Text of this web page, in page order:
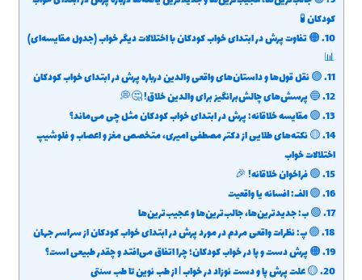
کودکان 🧪
10. 🟠 تفاوت پرش در ابتدای خواب کودکان با اختلالات دیگر خواب (جدول مقایسه‌ای)
📊
11. 🟣 نقل قول‌ها و داستان‌های واقعی والدین درباره پرش در ابتدای خواب کودکان
12. 🔵 پرسش‌های چالش‌برانگیز برای والدین خلاق! 🤔💭
13. 🟣 مقایسه خلاقانه: پرش در ابتدای خواب کودکان مثل چی می‌ماند؟
14. 🟡 نکته‌های طلایی از دکتر مصطفی امیری، متخصص مغز و اعصاب و فلوشیپ
اختلالات خواب
15. 🟢 فراخوان خلاقانه! 🎉
16. 🟣 الف: افسانه یا واقعیت
17. 🟢 ب: جدیدترین‌ها، جالب‌ترین‌ها و عجیب‌ترین‌ها
18. 🟣 پ: نظرات واقعی مردم در مورد پرش در ابتدای خواب کودکان از سراسر جهان
19. 🟠 پرش دست و پا در خواب کودکان؛ چرا اتفاق می‌افتد و چقدر طبیعی است؟
20. 🟡 علت پرش پا و دست نوزاد در خواب | از طب نوین تا طب سنتی